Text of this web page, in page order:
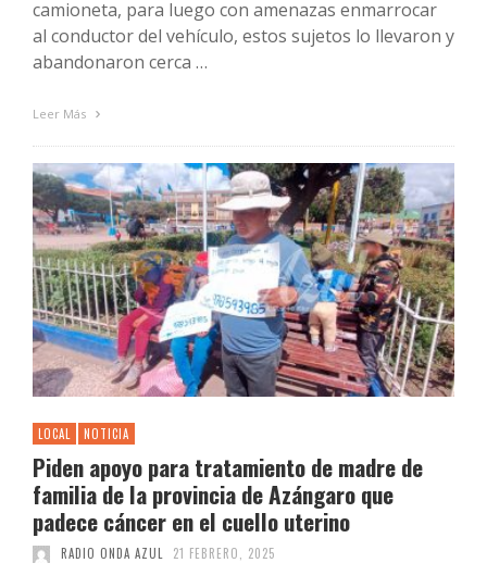
camioneta, para luego con amenazas enmarrocar
al conductor del vehículo, estos sujetos lo llevaron y
abandonaron cerca …
Leer Más
LOCAL NOTICIA
Piden apoyo para tratamiento de madre de
familia de la provincia de Azángaro que
padece cáncer en el cuello uterino
RADIO ONDA AZUL 21 FEBRERO, 2025